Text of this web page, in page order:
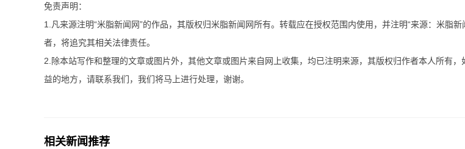
免责声明：
1.凡来源注明“米脂新闻网”的作品，其版权归米脂新闻网所有。转载应在授权范围内使用，并注明“来源：米脂新
者，将追究其相关法律责任。
2.除本站写作和整理的文章或图片外，其他文章或图片来自网上收集，均已注明来源，其版权归作者本人所有，
益的地方，请联系我们，我们将马上进行处理，谢谢。
相关新闻推荐